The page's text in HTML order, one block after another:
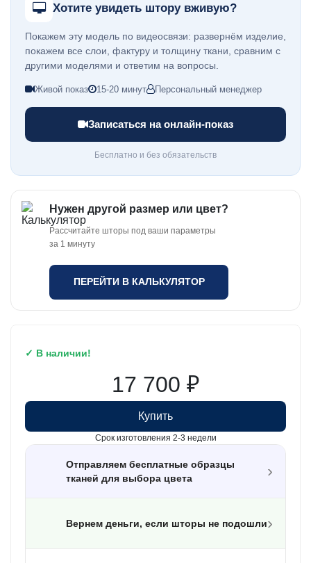
Хотите увидеть штору вживую?
Покажем эту модель по видеосвязи: развернём изделие,
покажем все слои, фактуру и толщину ткани, сравним с
другими моделями и ответим на вопросы.
Живой показ 15-20 минут Персональный менеджер
Записаться на онлайн-показ
Бесплатно и без обязательств
Нужен другой размер или цвет?
Рассчитайте шторы под ваши параметры
за 1 минуту
ПЕРЕЙТИ В КАЛЬКУЛЯТОР
✓ В наличии!
17 700 ₽
Купить
Срок изготовления 2-3 недели
Отправляем бесплатные образцы
тканей для выбора цвета
›
Вернем деньги, если шторы не подошли›